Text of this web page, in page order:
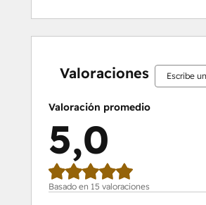
Valoraciones Escribe
Valoración promedio
5,0
Basado en 15 valoraciones